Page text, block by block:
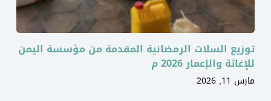
توزيع السلات الرمضانية المقدمة من مؤسسة اليمن
للإغاثة والإعمار 2026 م
مارس 11, 2026